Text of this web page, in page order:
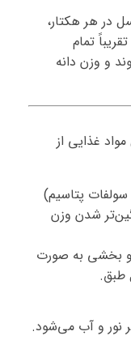
عسل در هر هکتار،
تمام
و وزن دانه
غذایی از
پتاسیم)
شدن وزن
بخشی به صورت
طبق.
نور و آب می‌شود.